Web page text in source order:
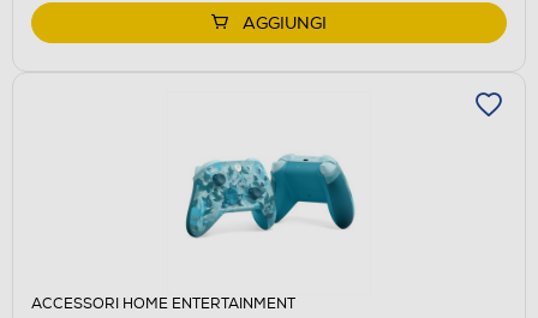
AGGIUNGI
ACCESSORI HOME ENTERTAINMENT